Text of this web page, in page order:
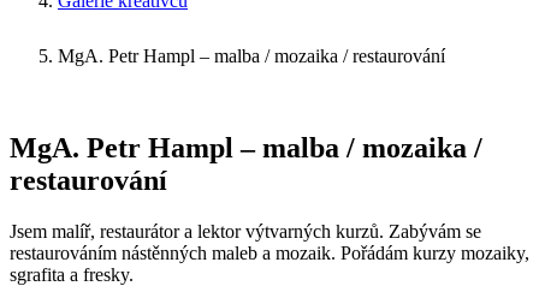
MgA. Petr Hampl – malba / mozaika / restaurování
MgA. Petr Hampl – malba / mozaika /
restaurování
Jsem malíř, restaurátor a lektor výtvarných kurzů. Zabývám se
restaurováním nástěnných maleb a mozaik. Pořádám kurzy mozaiky,
sgrafita a fresky.